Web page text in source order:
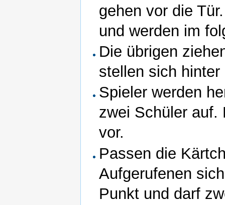
gehen vor die
und werden im
Die übrigen
stellen sich
Spieler werden
zwei Schüler auf.
vor.
Passen die
Aufgerufenen
Punkt und darf